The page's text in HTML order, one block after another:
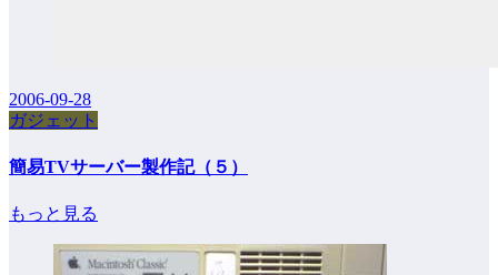
2006-09-28
ガジェット
簡易TVサーバー製作記（５）
もっと見る